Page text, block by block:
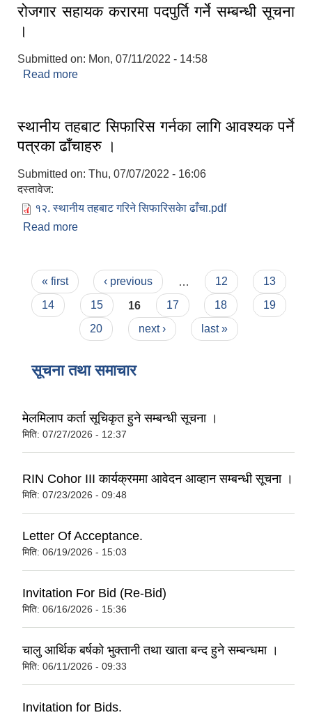
रोजगार सहायक करारमा पदपुर्ति गर्ने सम्बन्धी सूचना
।
Submitted on: Mon, 07/11/2022 - 14:58
Read more
स्थानीय तहबाट सिफारिस गर्नका लागि आवश्यक पर्ने
पत्रका ढाँचाहरु ।
Submitted on: Thu, 07/07/2022 - 16:06
दस्तावेज:
१२. स्थानीय तहबाट गरिने सिफारिसकेा ढाँचा.pdf
Read more
Pages
« first ‹ previous 12
13
14
15 16 17 18
19
20
next › last »
सूचना तथा समाचार
मेलमिलाप कर्ता सूचिकृत हुने सम्बन्धी सूचना ।
मिति: 07/27/2026 - 12:37
RIN Cohor III कार्यक्रममा आवेदन आव्हान सम्बन्धी सूचना ।
मिति: 07/23/2026 - 09:48
Letter Of Acceptance.
मिति: 06/19/2026 - 15:03
Invitation For Bid (Re-Bid)
मिति: 06/16/2026 - 15:36
चालु आर्थिक बर्षको भुक्तानी तथा खाता बन्द हुने सम्बन्धमा ।
मिति: 06/11/2026 - 09:33
Invitation for Bids.